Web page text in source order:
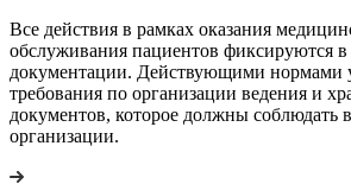
Все действия в рамках оказания
обслуживания пациентов фиксируются
документации. Действующими нормами
требования по организации ведения и
документов, которое должны соблюдать
организации.